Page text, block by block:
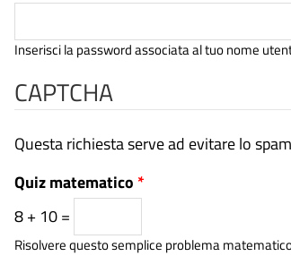
Inserisci la password associata al tuo nome
CAPTCHA
Questa richiesta serve ad evitare lo spam
Quiz matematico *
8 + 10 =
Risolvere questo semplice problema